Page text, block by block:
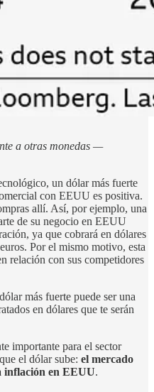
a otras monedas —
un dólar más fuerte
con EEUU es positiva.
allí. Así, por ejemplo, una
de su negocio en EEUU
ya que cobrará en dólares
Por el mismo motivo, esta
relación con sus competidores
más fuerte puede ser una
en dólares que te serán
importante para el sector
el dólar sube: el mercado
inflación en EEUU.